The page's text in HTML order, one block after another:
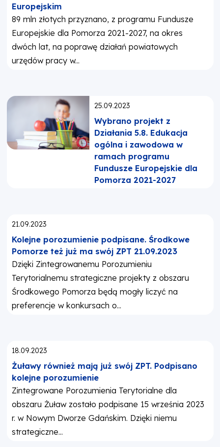
Europejskim
89 mln złotych przyznano, z programu Fundusze
Europejskie dla Pomorza 2021-2027, na okres
dwóch lat, na poprawę działań powiatowych
urzędów pracy w...
Opublikowano:
25.09.2023
Wybrano projekt z
Działania 5.8. Edukacja
ogólna i zawodowa w
ramach programu
Fundusze Europejskie dla
Pomorza 2021-2027
Opublikowano:
21.09.2023
Kolejne porozumienie podpisane. Środkowe
Pomorze też już ma swój ZPT 21.09.2023
Dzięki Zintegrowanemu Porozumieniu
Terytorialnemu strategiczne projekty z obszaru
Środkowego Pomorza będą mogły liczyć na
preferencje w konkursach o...
Opublikowano:
18.09.2023
Żuławy również mają już swój ZPT. Podpisano
kolejne porozumienie
Zintegrowane Porozumienia Terytorialne dla
obszaru Żuław zostało podpisane 15 września 2023
r. w Nowym Dworze Gdańskim. Dzięki niemu
strategiczne...